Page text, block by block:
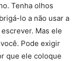
Tenha olhos
lo a não usar a
Mas ele
Pode exigir
que ele coloque